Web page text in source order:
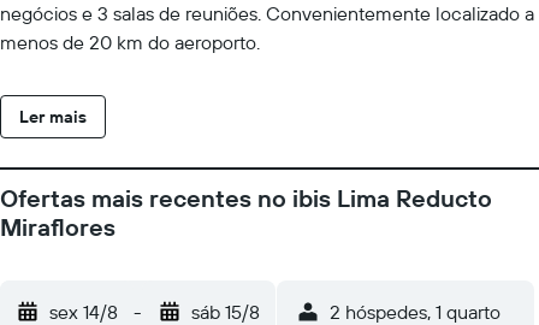
negócios e 3 salas de reuniões. Convenientemente localizado a
menos de 20 km do aeroporto.
Ler mais
Ofertas mais recentes no ibis Lima Reducto
Miraflores
sex 14/8 - sáb 15/8 2 hóspedes, 1 quarto